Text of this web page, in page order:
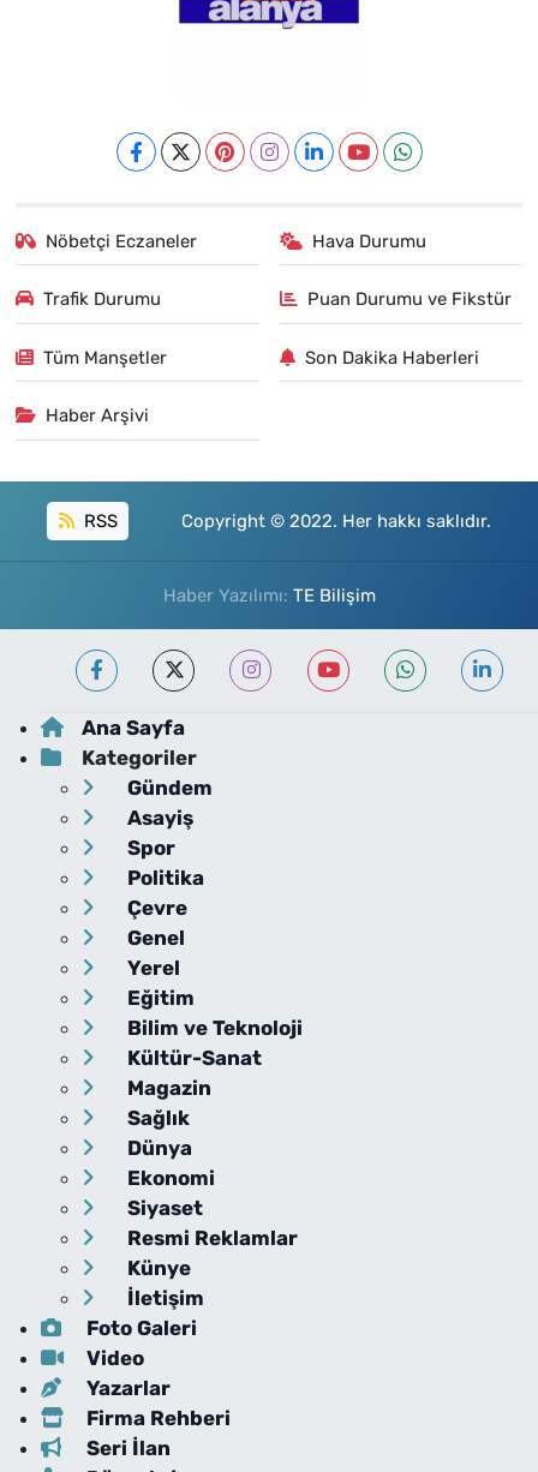
Nöbetçi Eczaneler Hava Durumu
Trafik Durumu Puan Durumu ve Fikstür
Tüm Manşetler Son Dakika Haberleri
Haber Arşivi
RSS Copyright © 2022. Her hakkı saklıdır.
Haber Yazılımı: TE Bilişim
Ana Sayfa
Kategoriler
Gündem
Asayiş
Spor
Politika
Çevre
Genel
Yerel
Eğitim
Bilim ve Teknoloji
Kültür-Sanat
Magazin
Sağlık
Dünya
Ekonomi
Siyaset
Resmi Reklamlar
Künye
İletişim
Foto Galeri
Video
Yazarlar
Firma Rehberi
Seri İlan